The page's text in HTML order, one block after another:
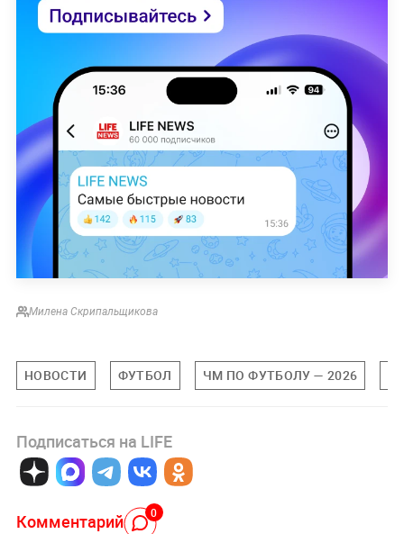
Милена Скрипальщикова
НОВОСТИ ФУТБОЛ ЧМ ПО ФУТБОЛУ — 2026
Подписаться на LIFE
Комментарий 0